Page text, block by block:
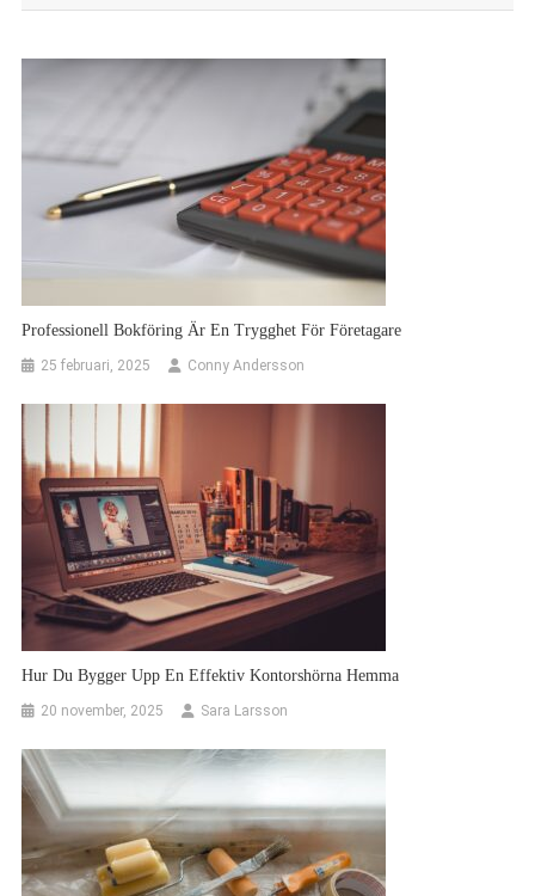
Professionell Bokföring Är En Trygghet För Företagare
25 februari, 2025 Conny Andersson
Hur Du Bygger Upp En Effektiv Kontorshörna Hemma
20 november, 2025 Sara Larsson